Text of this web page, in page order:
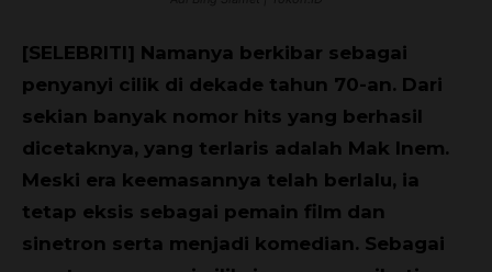
[SELEBRITI] Namanya berkibar sebagai
penyanyi cilik di dekade tahun 70-an. Dari
sekian banyak nomor hits yang berhasil
dicetaknya, yang terlaris adalah Mak Inem.
Meski era keemasannya telah berlalu, ia
tetap eksis sebagai pemain film dan
sinetron serta menjadi komedian. Sebagai